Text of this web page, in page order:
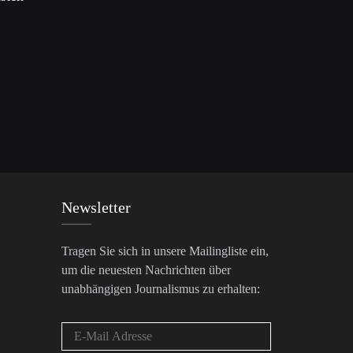
Newsletter
Tragen Sie sich in unsere Mailingliste ein,
um die neuesten Nachrichten über
unabhängigen Journalismus zu erhalten: